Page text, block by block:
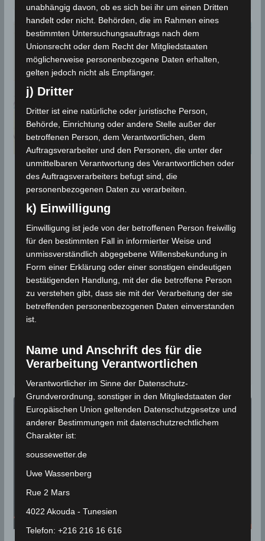
BEBEN 2025
6 Feb 2025: Drei weitere
Erdbeben in den
Gouvernoraten Gafsa und Sidi
Bouzid [M2.5-2.9]
6. Februar 2025 Wettermann
1051 Views
Erdbeben
Gafsa INM Meknassy , Sidi Bouzid
Volcanodiscovery
Erdbeben-Überwachungsstationen des
Donnerstag, den 6 Feb 2025, drei weitere Erdbeben
in den den Gouvernoraten
unabhängig davon, ob es sich bei ihr um einen Dritten
handelt oder nicht. Behörden, die im Rahmen eines
bestimmten Untersuchungsauftrags nach dem
Unionsrecht oder dem Recht der Mitgliedstaaten
möglicherweise personenbezogene Daten erhalten,
gelten jedoch nicht als Empfänger.
j) Dritter
Dritter ist eine natürliche oder juristische Person,
Behörde, Einrichtung oder andere Stelle außer der
betroffenen Person, dem Verantwortlichen, dem
Auftragsverarbeiter und den Personen, die unter der
unmittelbaren Verantwortung des Verantwortlichen oder
des Auftragsverarbeiters befugt sind, die
personenbezogenen Daten zu verarbeiten.
k) Einwilligung
Einwilligung ist jede von der betroffenen Person freiwillig
für den bestimmten Fall in informierter Weise und
unmissverständlich abgegebene Willensbekundung in
Form einer Erklärung oder einer sonstigen eindeutigen
bestätigenden Handlung, mit der die betroffene Person
zu verstehen gibt, dass sie mit der Verarbeitung der sie
betreffenden personenbezogenen Daten einverstanden
ist.
Name und Anschrift des für die
Verarbeitung Verantwortlichen
Verantwortlicher im Sinne der Datenschutz-
Grundverordnung, sonstiger in den Mitgliedstaaten der
Europäischen Union geltenden Datenschutzgesetze und
anderer Bestimmungen mit datenschutzrechtlichem
Charakter ist:
soussewetter.de
Uwe Wassenberg
Rue 2 Mars
4022 Akouda - Tunesien
Telefon: +216 216 16 616